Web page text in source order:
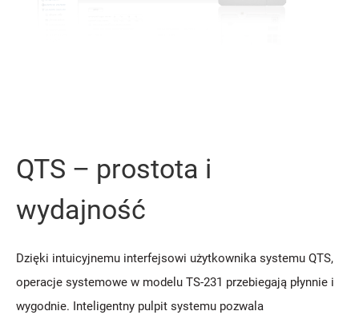
QTS – prostota i
wydajność
Dzięki intuicyjnemu interfejsowi użytkownika systemu QTS,
operacje systemowe w modelu TS-231 przebiegają płynnie i
wygodnie. Inteligentny pulpit systemu pozwala